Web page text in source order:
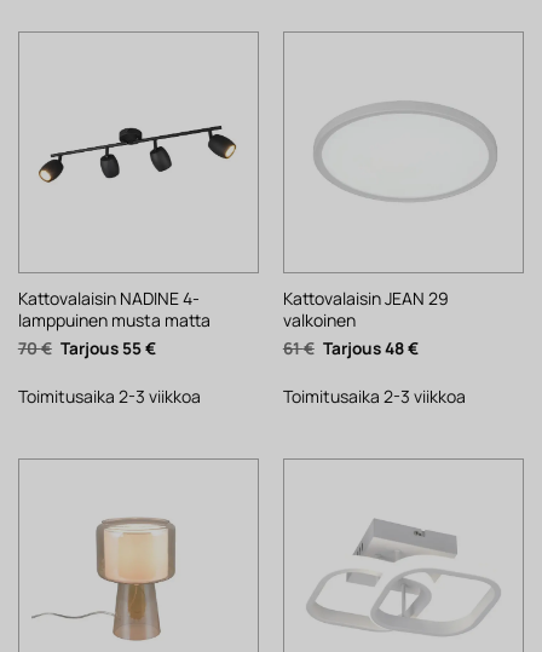
Kattovalaisin NADINE 4-
lamppuinen musta matta
70€ Alkuperäinen
hinta
70 €.
55€Nykyinen
55 €.
Toimitusaika 2-3 viikkoa
Kattovalaisin JEAN 29
valkoinen
61€ Alkuperäinen
hinta
61 €.
48€Nykyinen
48 €.
Toimitusaika 2-3 viikkoa